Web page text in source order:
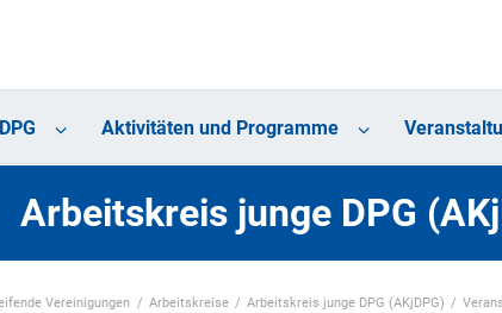
Aktivitäten und Programme
Arbeitskreis junge DPG
Vereinigungen Arbeitskreise Arbeitskreis junge DPG (AKjDPG)